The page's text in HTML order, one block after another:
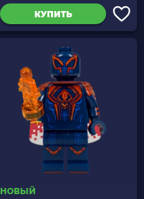
КУПИТЬ
НОВЫЙ